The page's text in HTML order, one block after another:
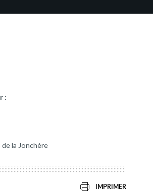
:
la Jonchère
IMPRIMER